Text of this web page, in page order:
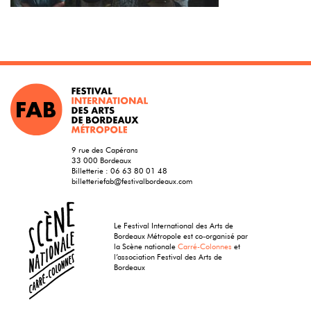
9 rue des Capérans
33 000 Bordeaux
Billetterie : 06 63 80 01 48
billetteriefab@festivalbordeaux.com
Le Festival International des Arts de
Bordeaux Métropole est co-organisé par
la Scène nationaleCarré-Colonnes et
l’association Festival des Arts de
Bordeaux